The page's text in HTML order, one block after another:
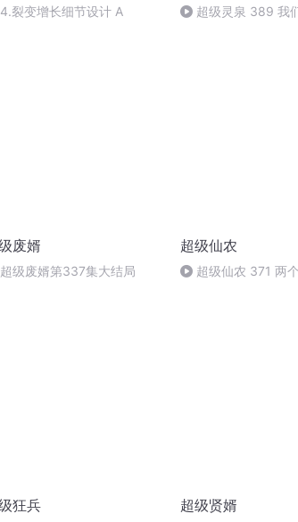
4.裂变增长细节设计 A
超级灵泉 389 我
废婿
超级废婿第337集大结局
超级仙农
超级仙农 371 两
狂兵 超级贤婿